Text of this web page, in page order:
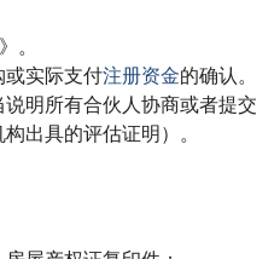
。
或实际支付注册资金的确认。
说明所有合伙人协商或者提交
出具的评估证明）。